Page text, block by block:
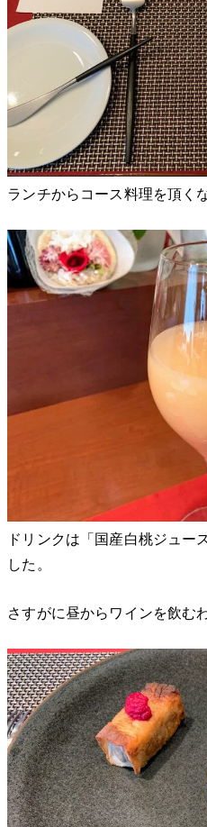
ランチからコース料理を頂く
ドリンクは「国産白桃ジュー
した。
さすがに昼からワインを飲